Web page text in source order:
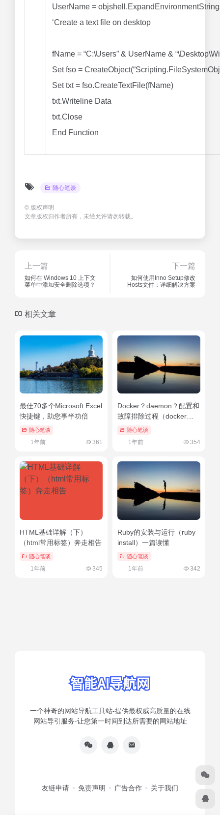
UserName =
‘Create a text file on desktop
fName = “C:\Users” & UserName &
Setfso = CreateObject(
Settxt= fso.CreateTextFile(fName)
txt.Writeline Data
txt.Close
End Function
随心笔谈
© 版权声明
文章版权归作者所有，未经允许请勿转载。
上一篇
如何在 Windows 10 上下文
菜单中添加安全删除选项？
下一篇
如何使用Inno Setup修改
Hosts文件：详细解决方案
相关文章
最佳70多个Microsoft Excel
快捷键，助您事半功倍
随心笔谈
1年前 361
Docker？daemon？配置和
故障排除过程（docker
exec）怎么可以错过
随心笔谈
1年前 354
HTML基础详解（下）
（html常用标签）奔走相告
随心笔谈
1年前 345
Ruby的安装与运行（ruby
install）一篇读懂
随心笔谈
1年前 342
一个神奇的网站导航工具站-提供最权威高质量的在线
网站导引服务-让您第一时间到达所需要的网站地址
友链申请 免责声明 广告合作 关于我们